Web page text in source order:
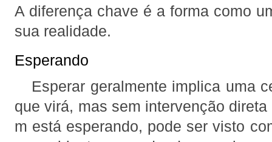
A diferença chave é a forma como
sua realidade.
Esperando
Esperar geralmente implica uma
que virá, mas sem intervenção
m está esperando, pode ser visto